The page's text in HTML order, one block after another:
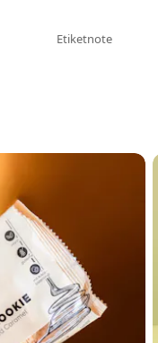
Etiketnote